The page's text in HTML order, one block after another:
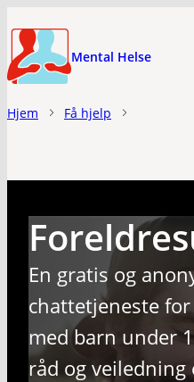
til
hovedinnhold
Mental Helse
Hjem Få hjelp
En gratis og
chattetjeneste
med barn under
råd og